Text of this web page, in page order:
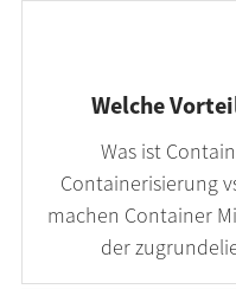
Welche
Was ist
Containerisierung
machen Container
der